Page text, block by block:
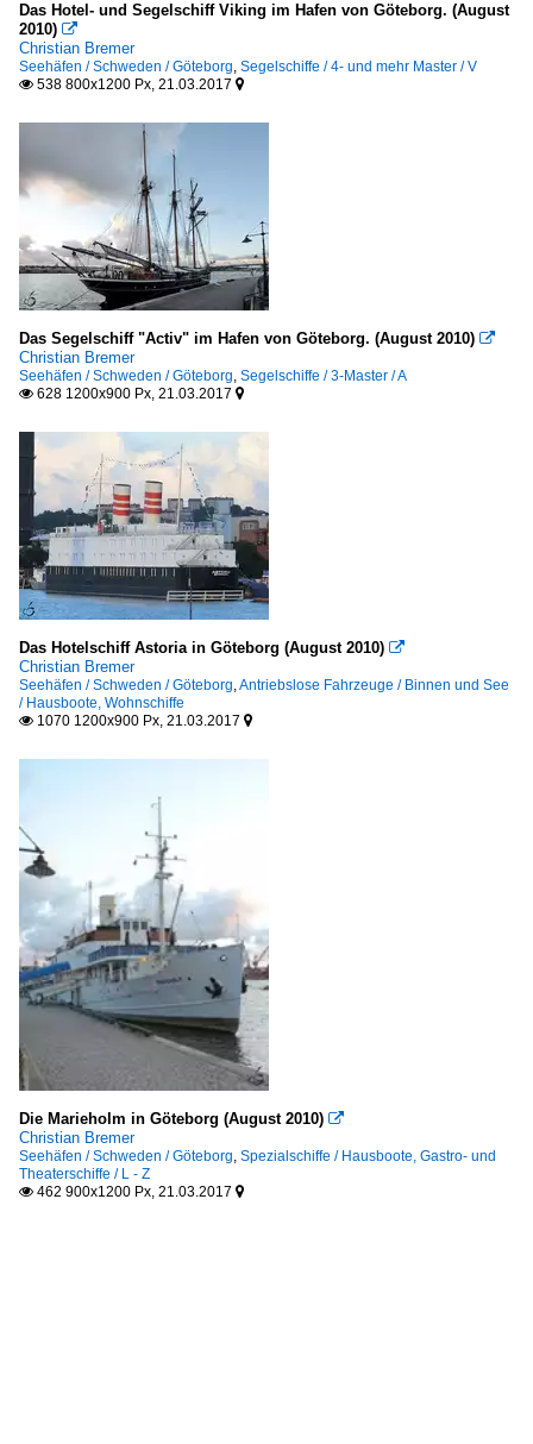
Das Hotel- und Segelschiff Viking im Hafen von Göteborg. (August
2010) 
Christian Bremer
Seehäfen / Schweden / Göteborg, Segelschiffe / 4- und mehr Master / V
 538 800x1200 Px, 21.03.2017 
Das Segelschiff "Activ" im Hafen von Göteborg. (August 2010) 
Christian Bremer
Seehäfen / Schweden / Göteborg, Segelschiffe / 3-Master / A
 628 1200x900 Px, 21.03.2017 
Das Hotelschiff Astoria in Göteborg (August 2010) 
Christian Bremer
Seehäfen / Schweden / Göteborg,Antriebslose Fahrzeuge / Binnen und See
/ Hausboote, Wohnschiffe
 1070 1200x900 Px, 21.03.2017 
Die Marieholm in Göteborg (August 2010) 
Christian Bremer
Seehäfen / Schweden / Göteborg, Spezialschiffe / Hausboote, Gastro- und
Theaterschiffe / L - Z
 462 900x1200 Px, 21.03.2017 